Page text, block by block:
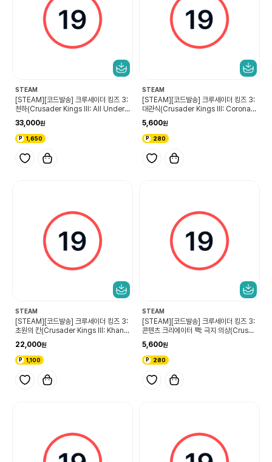
STEAM
[STEAM][코드발송] 크루세이더 킹즈 3:
천하(Crusader Kings III: All Under
33,000
1,650
STEAM
[STEAM][코드발송] 크루세이더 킹즈 3:
대관식(Crusader Kings III: Coronati
5,600
280
STEAM
[STEAM][코드발송] 크루세이더 킹즈 3:
초원의 칸(Crusader Kings III: Khans
22,000
1,100
STEAM
[STEAM][코드발송] 크루세이더 킹즈 3:
콘텐츠 크리에이터 팩: 극지 의상(Crusa
k: Arctic Attire)
5,600
280